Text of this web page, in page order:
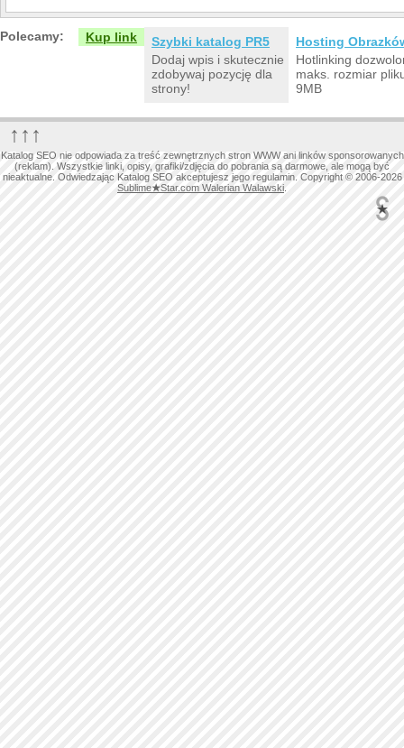
Polecamy: Kup link
Szybki katalog PR5
Dodaj wpis i skutecznie
zdobywaj pozycję dla
strony!
Hosting
Hotlinking
maks. rozmiar
9MB
↑↑↑
Katalog SEO nie odpowiada za treść zewnętrznych stron WWW ani linków sponsorowanych
(reklam). Wszystkie linki, opisy, grafiki/zdjęcia do pobrania są darmowe, ale mogą być
nieaktualne. Odwiedzając Katalog SEO akceptujesz jego regulamin. Copyright © 2006-2026
Sublime★Star.com Walerian Walawski